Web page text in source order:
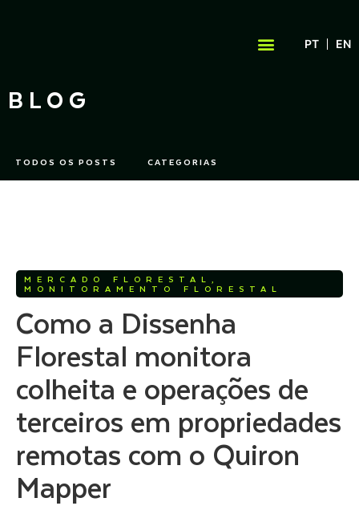
PT EN
BLOG
TODOS OS POSTS CATEGORIAS
MERCADO FLORESTAL ,
MONITORAMENTO FLORESTAL
Como a Dissenha
Florestal monitora
colheita e operações de
terceiros em propriedades
remotas com o Quiron
Mapper